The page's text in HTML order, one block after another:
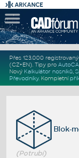
Přes 123.000
(CZ+EN). Tipy pro
Nový Kalkulátor nosníků,
Převodníky. Kompletní
Blok-
(Potrubí)